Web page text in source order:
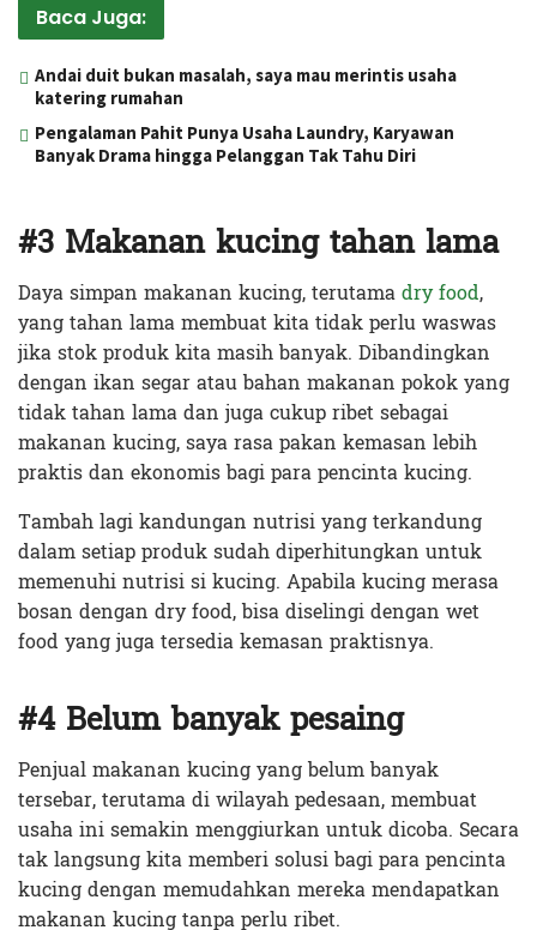
Baca Juga:
Andai duit bukan masalah, saya mau merintis usaha
katering rumahan
Pengalaman Pahit Punya Usaha Laundry, Karyawan
Banyak Drama hingga Pelanggan Tak Tahu Diri
#3 Makanan kucing tahan lama
Daya simpan makanan kucing, terutamadry food,
yang tahan lama membuat kita tidak perlu waswas
jika stok produk kita masih banyak. Dibandingkan
dengan ikan segar atau bahan makanan pokok yang
tidak tahan lama dan juga cukup ribet sebagai
makanan kucing, saya rasa pakan kemasan lebih
praktis dan ekonomis bagi para pencinta kucing.
Tambah lagi kandungan nutrisi yang terkandung
dalam setiap produk sudah diperhitungkan untuk
memenuhi nutrisi si kucing. Apabila kucing merasa
bosan dengan dry food, bisa diselingi dengan wet
food yang juga tersedia kemasan praktisnya.
#4 Belum banyak pesaing
Penjual makanan kucing yang belum banyak
tersebar, terutama di wilayah pedesaan, membuat
usaha ini semakin menggiurkan untuk dicoba. Secara
tak langsung kita memberi solusi bagi para pencinta
kucing dengan memudahkan mereka mendapatkan
makanan kucing tanpa perlu ribet.